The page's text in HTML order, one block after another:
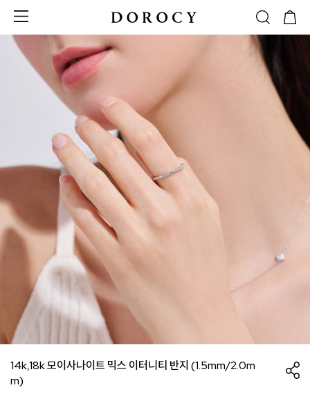
14k,18k 모이사나이트 믹스 이터니티 반지 (1.5mm/2.0m
m)